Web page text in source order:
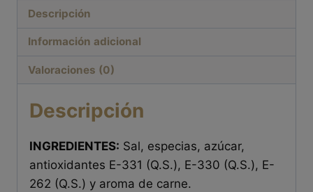
Descripción
Información adicional
Valoraciones (0)
Descripción
INGREDIENTES: Sal, especias, azúcar,
antioxidantes E-331 (Q.S.), E-330 (Q.S.), E-
262 (Q.S.) y aroma de carne.